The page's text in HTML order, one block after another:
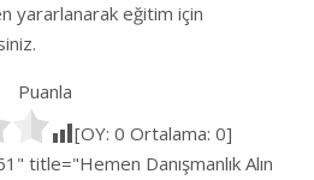
yararlanarak eğitim için
Puanla
[OY: 0 Ortalama: 0]
title="Hemen Danışmanlık Alın